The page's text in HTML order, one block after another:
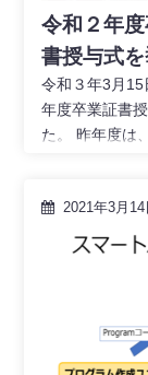
令和２年
書授与式
令和３年3月15
年度卒業証書
た。 昨年度は
2021年3月14